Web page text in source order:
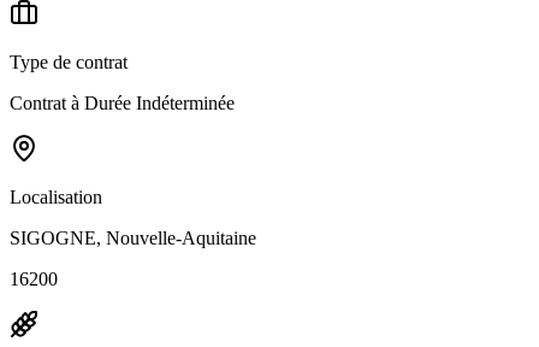
Type de contrat
Contrat à Durée Indéterminée
Localisation
SIGOGNE, Nouvelle-Aquitaine
16200